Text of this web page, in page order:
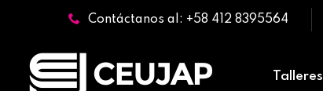
Contáctanos al: +58 412 8395564
Talleres